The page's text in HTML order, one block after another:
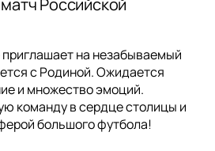
на незабываемый
с Родиной. Ожидается
и множество эмоций.
команду в сердце столицы и
большого футбола!